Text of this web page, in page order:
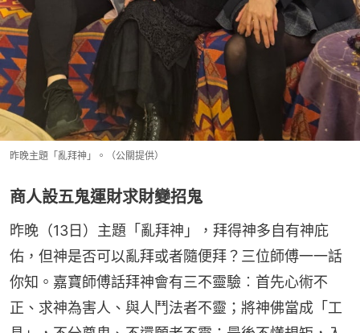
昨晚主題「亂拜神」。（公關提供）
商人設五鬼運財求財變招鬼
昨晚（13日）主題「亂拜神」，拜得神多自有神庇
佑，但神是否可以亂拜或者隨便拜？三位師傅一一話
你知。嘉寶師傅話拜神會有三不靈驗︰首先心術不
正、求神為害人、與人鬥法者不靈；將神佛當成「工